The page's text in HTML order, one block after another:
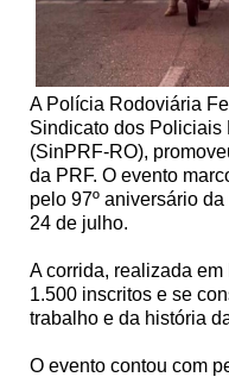
A Polícia Rodoviária
Sindicato dos Policiais
(SinPRF-RO),
da PRF. O evento
pelo 97º aniversário
24 de julho.
A corrida, realizada
1.500 inscritos e se
trabalho e da história
O evento contou com